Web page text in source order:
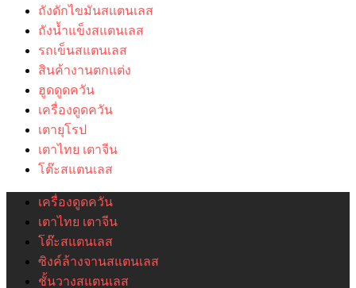
ถังดักไขมันสแตนเลส
ถังน้ำแข็งสแตนเลส
รถเข็นสแตนเลส
สินค้างานตกแต่ง
ฮูดดูดควัน
เครื่องดูดควัน
เตายุโรป
เตาไทย เตาจีน
โต๊ะสแตนเลส
เครื่องดูดควัน
เตาไทย เตาจีน
โต๊ะสแตนเลส
ซิงค์ล้างจานสแตนเลส
ชั้นวางสแตนเลส